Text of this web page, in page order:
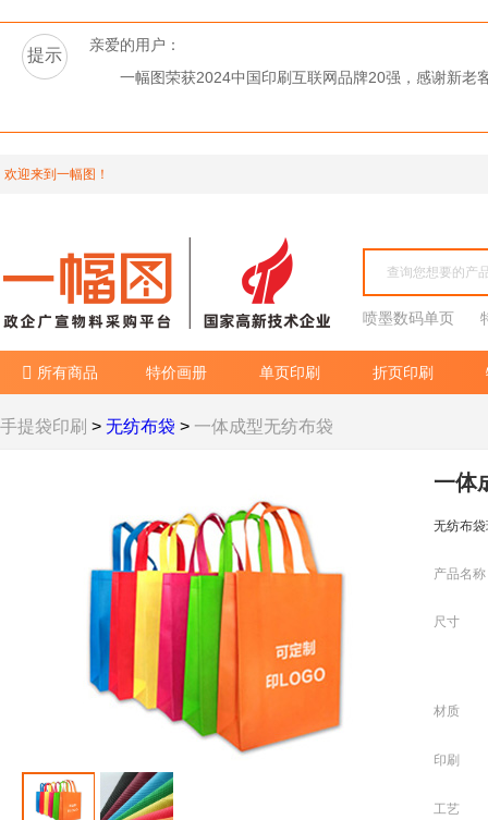
提示
亲爱的用户：
一幅图荣获2024中国印刷互联网品牌20强，感谢新老
欢迎来到一幅图！
喷墨数码单页
 所有商品 特价画册 单页印刷 折页印刷
手提袋印刷 > 无纺布袋 > 一体成型无纺布袋
一体
无纺布
产品名称
尺寸
材质
印刷
工艺